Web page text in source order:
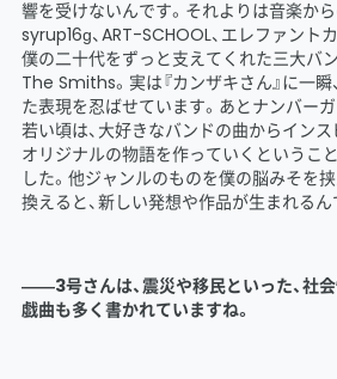
響を受けないんです。それよりは音楽か
syrup16ɡ、ART-SCHOOL、エレファント
僕の二十代をずっと支えてくれた三大バ
The Smiths。実は『カンザキさん』に一
た表現を忍ばせています。あとナンバー
若い頃は、大好きなバンドの曲からインス
オリジナルの物語を作っていくというこ
した。他ジャンルのものを僕の脳みそを
換えると、新しい発想や作品が生まれるん
――3号さんは、震災や移民といった、社
戯曲も多く書かれていますね。